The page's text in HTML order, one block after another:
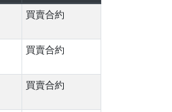
買賣合約
買賣合約
買賣合約